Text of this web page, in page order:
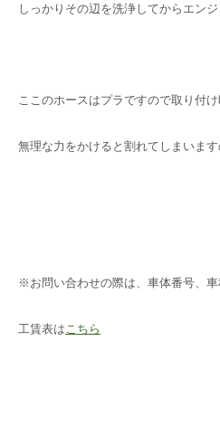
しっかりその辺を洗浄してからエンジ
ここのホースはプラですので取り付
無理な力をかけると割れてしまいま
※お問い合わせの際は、車体番号、
工賃表はこちら